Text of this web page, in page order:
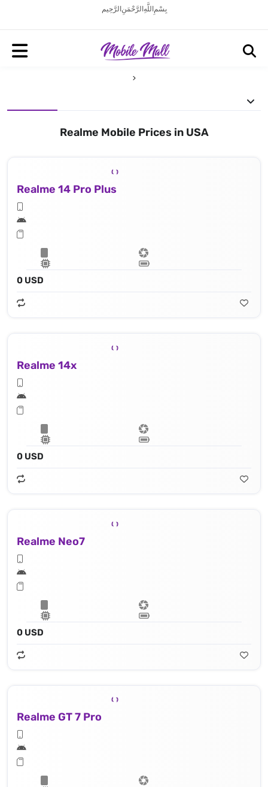
بِسْمِ اللَّهِ الرَّحْمَنِ الرَّحِيم
Realme Mobile Prices in USA
Realme 14 Pro Plus
0 USD
Realme 14x
0 USD
Realme Neo7
0 USD
Realme GT 7 Pro